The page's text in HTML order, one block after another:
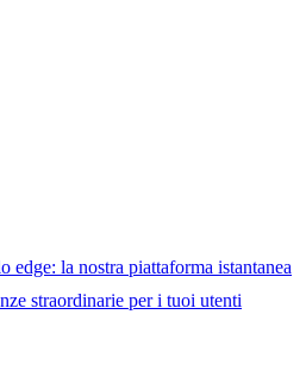
edge: la nostra piattaforma istantanea
straordinarie per i tuoi utenti